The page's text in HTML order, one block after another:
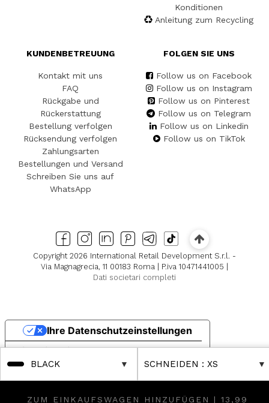
BLACK SCHNEIDEN : XS
ZUM EINKAUFSWAGEN HINZUFÜGEN | 13,99
Konditionen
Anleitung zum Recycling
KUNDENBETREUUNG
Kontakt mit uns
FAQ
Rückgabe und
Rückerstattung
Bestellung verfolgen
Rücksendung verfolgen
Zahlungsarten
Bestellungen und Versand
Schreiben Sie uns auf
WhatsApp
FOLGEN SIE UNS
Follow us on Facebook
Follow us on Instagram
Follow us on Pinterest
Follow us on Telegram
Follow us on Linkedin
Follow us on TikTok
Copyright 2026 International Retail Development S.r.l. -
Via Magnagrecia, 11 00183 Roma | P.iva 10471441005 |
Dati societari completi
Hinweis bei Erhebung
Ihre Datenschutzeinstellungen